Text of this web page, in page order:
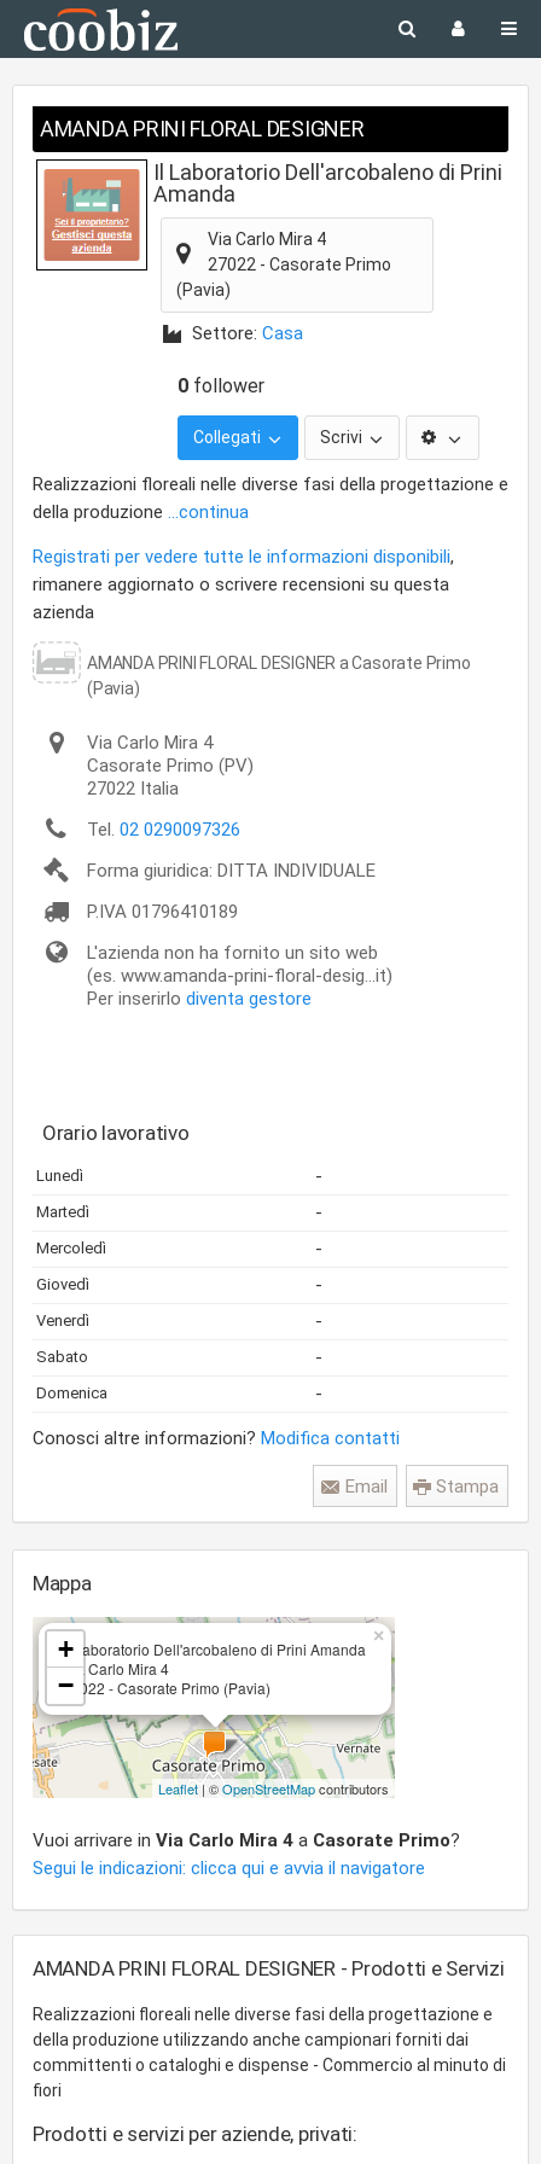
AMANDA PRINI FLORAL DESIGNER
Il Laboratorio Dell'arcobaleno di Prini
Amanda
Via Carlo Mira 4
27022 - Casorate Primo
(Pavia)
Settore: Casa
0 follower
Collegati Scrivi
Realizzazioni floreali nelle diverse fasi della progettazione e
della produzione ...continua
Registrati per vedere tutte le informazioni disponibili,
rimanere aggiornato o scrivere recensioni su questa
azienda
AMANDA PRINI FLORAL DESIGNER a Casorate Primo
(Pavia)
Via Carlo Mira 4
Casorate Primo (PV)
27022 Italia
Tel. 02 0290097326
Forma giuridica: DITTA INDIVIDUALE
P.IVA 01796410189
L'azienda non ha fornito un sito web
(es. www.amanda-prini-floral-desig...it)
Per inserirlo diventa gestore
Orario lavorativo
Lunedì -
Martedì -
Mercoledì -
Giovedì -
Venerdì -
Sabato -
Domenica -
Conosci altre informazioni? Modifica contatti
Stampa
Email
Mappa
Il Laboratorio Dell'arcobaleno di Prini Amanda
Via Carlo Mira 4
27022 - Casorate Primo (Pavia)
×
+
−
Leaflet| ©OpenStreetMapcontributors
Vuoi arrivare in Via Carlo Mira 4 a Casorate Primo?
Segui le indicazioni: clicca qui e avvia il navigatore
AMANDA PRINI FLORAL DESIGNER - Prodotti e Servizi
Realizzazioni floreali nelle diverse fasi della progettazione e
della produzione utilizzando anche campionari forniti dai
committenti o cataloghi e dispense - Commercio al minuto di
fiori
Prodotti e servizi per aziende, privati: